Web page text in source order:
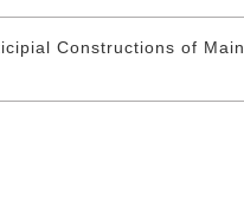
Constructions of Main